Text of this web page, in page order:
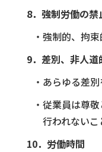
8．強制労働の禁
・強制的、拘
9．差別、非人
・あらゆる差
・従業員は尊
行われないこ
10．労働時間